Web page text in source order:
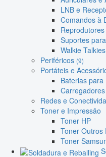
LNB e
Comandos à
Suportes
Walkie
Periféricos (9)
Portáteis e
Baterias para
Redes e
Toner e Impressão
Toner HP
Toner Outros
Toner